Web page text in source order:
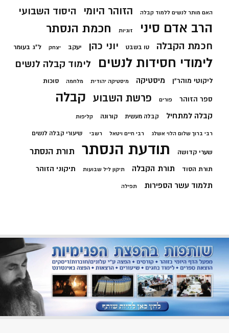
האם מותר לנשים ללמוד קבלה הזוהר היומי היסוד השבועי
הרב אדם סיני זוגיות חכמת הנסתר
חכמת הקבלה טו בשבט יוני כהן יעקב יצחק ל"ג בעומר
לימודי חסידות לנשים לימוד קבלה לנשים
ליקוטי מוהר"ן מיסטיקה מיסטיקה יהודית מלחמה סוכות
ספר הזוהר פורים פרשת השבוע קבלה
קבלה למתחיל קבלה מעשית קורונה קליפות
רבי ברוך שלום הלוי אשלג רבי חיים ויטאל רשבי שיעורי קבלה לנשים
שערי קדושה תודעת הנסתר תורת הנסתר
תורת הסוד תורת הקבלה תיקון ליל שבועות תיקוני הזוהר
תלמוד עשר הספירות תפילה